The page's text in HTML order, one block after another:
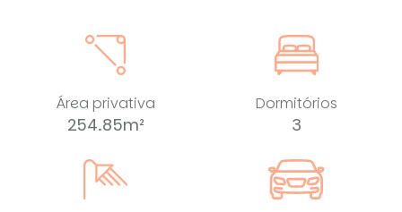
Área privativa
254.85m²
Dormitórios
3